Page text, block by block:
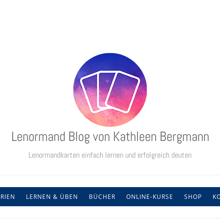
Lenormand Blog von Kathleen Bergmann
Lenormandkarten einfach lernen und erfolgreich deuten
LERNEN & ÜBEN BÜCHER ONLINE-KURSE SHOP